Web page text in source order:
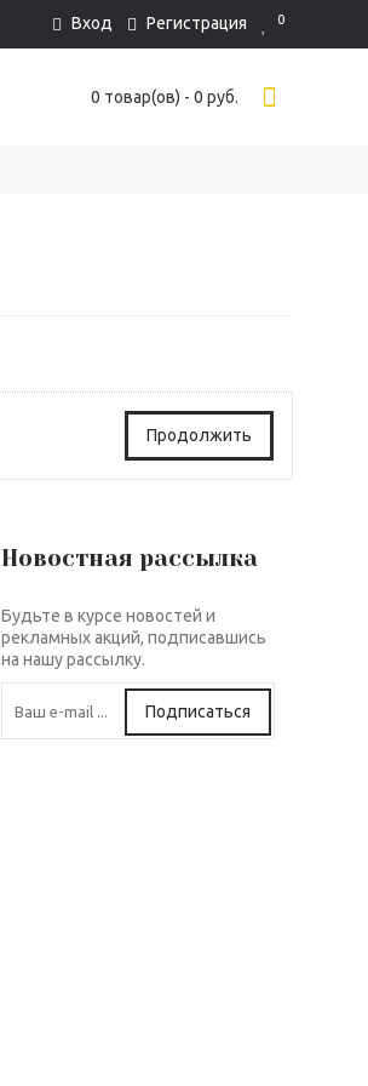
Вход Регистрация 0
0 товар(ов) - 0 руб.
Продолжить
Новостная рассылка
Будьте в курсе новостей и
рекламных акций, подписавшись
на нашу рассылку.
Подписаться